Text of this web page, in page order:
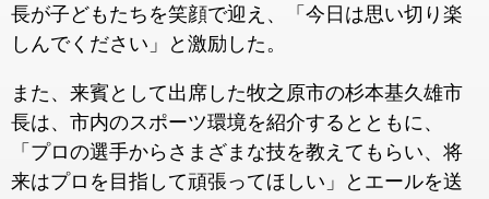
長が子どもたちを笑顔で迎え、「今日は思い切り楽
しんでください」と激励した。
また、来賓として出席した牧之原市の杉本基久雄市
長は、市内のスポーツ環境を紹介するとともに、
「プロの選手からさまざまな技を教えてもらい、将
来はプロを目指して頑張ってほしい」とエールを送